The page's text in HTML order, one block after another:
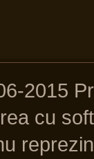
2015
cu